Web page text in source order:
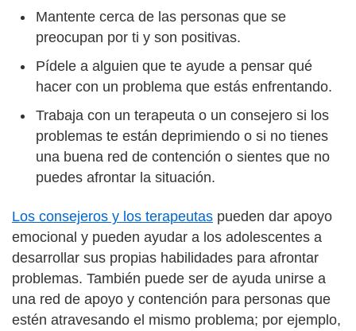
Mantente cerca de las personas que se
preocupan por ti y son positivas.
Pídele a alguien que te ayude a pensar qué
hacer con un problema que estás enfrentando.
Trabaja con un terapeuta o un consejero si los
problemas te están deprimiendo o si no tienes
una buena red de contención o sientes que no
puedes afrontar la situación.
Los consejeros y los terapeutas pueden dar apoyo
emocional y pueden ayudar a los adolescentes a
desarrollar sus propias habilidades para afrontar
problemas. También puede ser de ayuda unirse a
una red de apoyo y contención para personas que
estén atravesando el mismo problema; por ejemplo,